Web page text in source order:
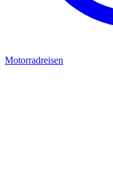
Motorradreisen